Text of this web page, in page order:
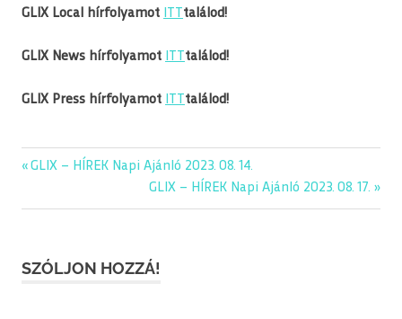
G LIX Local hírfolyamot ITTtalálod!
GLIX News hírfolyamot ITTtalálod!
GLIX Press hírfolyamot ITTtalálod!
editorial
napiajanlo
Bejegyzés
navigáció
Previous
GLIX – HÍREK Napi Ajánló 2023. 08. 14.
Next
Post:
GLIX – HÍREK Napi Ajánló 2023. 08. 17.
SZÓLJON HOZZÁ!